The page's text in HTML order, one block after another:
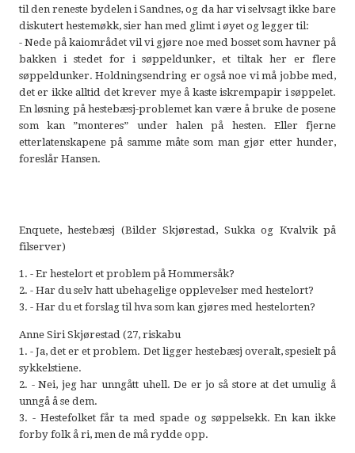
til den reneste bydelen i Sandnes, og da har vi selvsagt ikke bare
diskutert hestemøkk, sier han med glimt i øyet og legger til:
- Nede på kaiområdet vil vi gjøre noe med bosset som havner på
bakken i stedet for i søppeldunker, et tiltak her er flere
søppeldunker. Holdningsendring er også noe vi må jobbe med,
det er ikke alltid det krever mye å kaste iskrempapir i søppelet.
En løsning på hestebæsj-problemet kan være å bruke de posene
som kan ”monteres” under halen på hesten. Eller fjerne
etterlatenskapene på samme måte som man gjør etter hunder,
foreslår Hansen.
Enquete, hestebæsj (Bilder Skjørestad, Sukka og Kvalvik på
filserver)
1. - Er hestelort et problem på Hommersåk?
2. - Har du selv hatt ubehagelige opplevelser med hestelort?
3. - Har du et forslag til hva som kan gjøres med hestelorten?
Anne Siri Skjørestad (27, riskabu
1. - Ja, det er et problem. Det ligger hestebæsj overalt, spesielt på
sykkelstiene.
2. - Nei, jeg har unngått uhell. De er jo så store at det umulig å
unngå å se dem.
3. - Hestefolket får ta med spade og søppelsekk. En kan ikke
forby folk å ri, men de må rydde opp.